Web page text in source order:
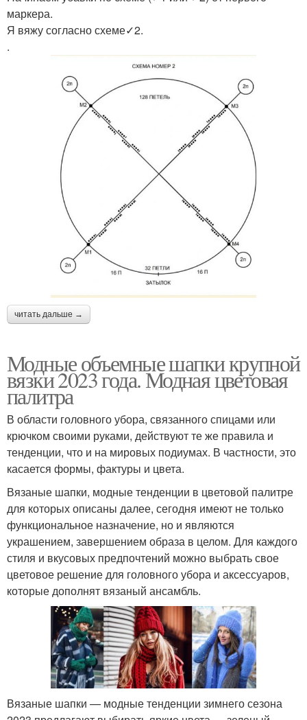
маркера.
Я вяжу согласно схеме✓2.
.
читать дальше →
Модные объемные шапки крупной
вязки 2023 года. Модная цветовая
палитра
В области головного убора, связанного спицами или
крючком своими руками, действуют те же правила и
тенденции, что и на мировых подиумах. В частности, это
касается формы, фактуры и цвета.
Вязаные шапки, модные тенденции в цветовой палитре
для которых описаны далее, сегодня имеют не только
функциональное назначение, но и являются
украшением, завершением образа в целом. Для каждого
стиля и вкусовых предпочтений можно выбрать свое
цветовое решение для головного убора и аксессуаров,
которые дополнят вязаный ансамбль.
Вязаные шапки — модные тенденции зимнего сезона